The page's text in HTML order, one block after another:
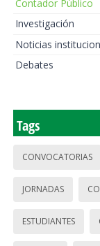
Contador Público
Investigación
Noticias
Debates
Tags
CONVOCATORIAS
JORNADAS
ESTUDIANTES